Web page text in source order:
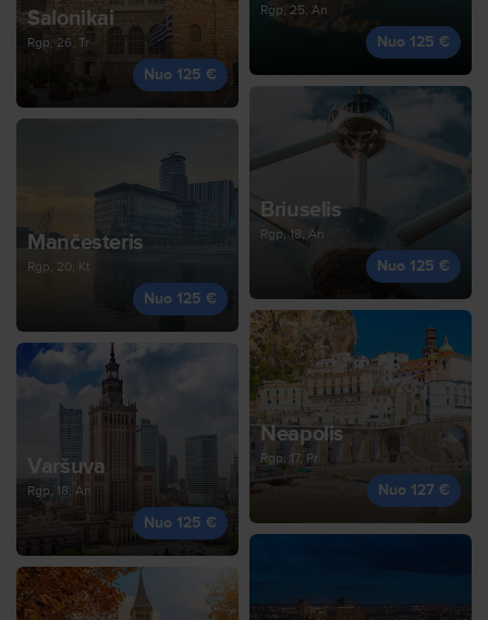
Salonikai
Rgp, 26, Tr
Nuo 125 €
Rgp, 25, An
Nuo 125 €
Mančesteris
Rgp, 20, Kt
Nuo 125 €
Briuselis
Rgp, 18, An
Nuo 125 €
Varšuva
Rgp, 18, An
Nuo 125 €
Neapolis
Rgp, 17, Pr
Nuo 127 €